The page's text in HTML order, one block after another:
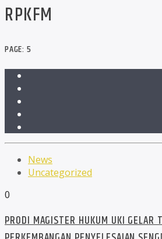
RPKFM
PAGE: 5
News
Uncategorized
0
PRODI MAGISTER HUKUM UKI GELAR